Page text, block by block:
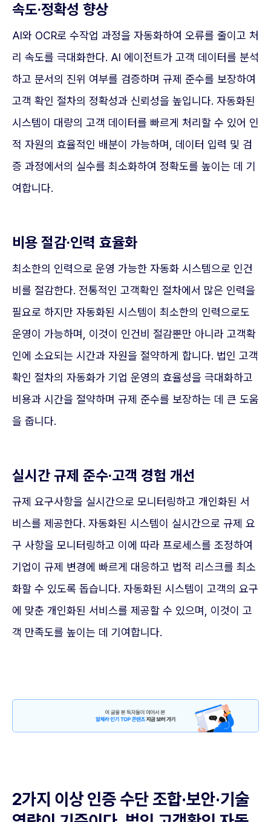
속도·정확성 향상
AI와 OCR로 수작업 과정을 자동화하여 오류를 줄이고 처
리 속도를 극대화한다. AI 에이전트가 고객 데이터를 분석
하고 문서의 진위 여부를 검증하며 규제 준수를 보장하여
고객 확인 절차의 정확성과 신뢰성을 높입니다. 자동화된
시스템이 대량의 고객 데이터를 빠르게 처리할 수 있어 인
적 자원의 효율적인 배분이 가능하며, 데이터 입력 및 검
증 과정에서의 실수를 최소화하여 정확도를 높이는 데 기
여합니다.
비용 절감·인력 효율화
최소한의 인력으로 운영 가능한 자동화 시스템으로 인건
비를 절감한다. 전통적인 고객확인 절차에서 많은 인력을
필요로 하지만 자동화된 시스템이 최소한의 인력으로도
운영이 가능하며, 이것이 인건비 절감뿐만 아니라 고객확
인에 소요되는 시간과 자원을 절약하게 합니다. 법인 고객
확인 절차의 자동화가 기업 운영의 효율성을 극대화하고
비용과 시간을 절약하며 규제 준수를 보장하는 데 큰 도움
을 줍니다.
실시간 규제 준수·고객 경험 개선
규제 요구사항을 실시간으로 모니터링하고 개인화된 서
비스를 제공한다. 자동화된 시스템이 실시간으로 규제 요
구 사항을 모니터링하고 이에 따라 프로세스를 조정하여
기업이 규제 변경에 빠르게 대응하고 법적 리스크를 최소
화할 수 있도록 돕습니다. 자동화된 시스템이 고객의 요구
에 맞춘 개인화된 서비스를 제공할 수 있으며, 이것이 고
객 만족도를 높이는 데 기여합니다.
2가지 이상 인증 수단 조합·보안·기술